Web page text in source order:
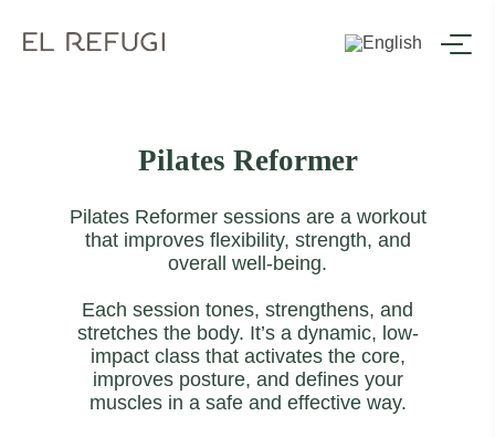
Pilates Reformer
Pilates Reformer sessions are a workout
that improves flexibility, strength, and
overall well-being.
Each session tones, strengthens, and
stretches the body. It’s a dynamic, low-
impact class that activates the core,
improves posture, and defines your
muscles in a safe and effective way.